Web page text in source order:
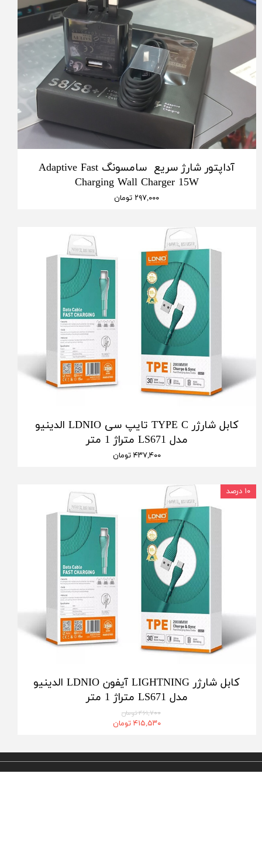
آداپتور شارژ سریع سامسونگ Adaptive Fast
Charging Wall Charger 15W
۲۹۷,۰۰۰ تومان
کابل شارژر TYPE C تایپ سی LDNIO الدینیو
مدل LS671 متراژ 1 متر
۴۳۷,۴۰۰ تومان
کابل شارژر LIGHTNING آیفون LDNIO الدینیو
مدل LS671 متراژ 1 متر
۴۶۱,۷۰۰ تومان
۴۱۵,۵۳۰ تومان
۱۰ درصد